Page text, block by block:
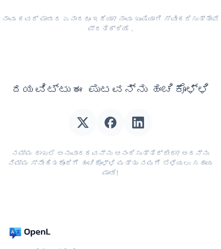
ನಾವು ಕವರ್ ಮಾಡದ ಏನಾದರೂ ಇದೆಯಾ? ನಾವು ಖುಷಿಯಾಗಿ ಸ್ವೀಕರಿಸುತ್ತೇವೆ
ಪ್ರತಿಕ್ರಿಯೆ .
ದಯವಿಟ್ಟು ಈ ಪುಟವನ್ನು ಹಂಚಿಕೊಳ್ಳಿ
ನಮ್ಮ ದಾಖಲೆ ಅನುವಾದಕವನ್ನು ಆನಂದಿಸುತ್ತಿದ್ದೀರಾ? ಅದನ್ನು
ನಿಮ್ಮ ಸ್ನೇಹಿತರೊಂದಿಗೆ ಹಂಚಿಕೊಳ್ಳಿ ಮತ್ತು ನಮಗೆ ಬೆಳೆಯಲು ಸಹಾಯ
ಮಾಡಿ!